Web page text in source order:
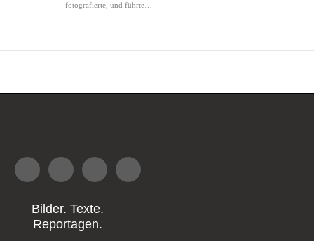
fotografierte, und führte…
Bilder. Texte.
Reportagen.